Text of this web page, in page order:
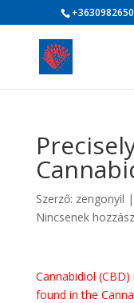
Szerző: zengonyil |
Nincsenek
Cannabidiol
found in the